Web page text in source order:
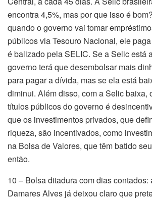
encontra 4,5%, mas por que isso é
quando o governo vai tomar
públicos via Tesouro Nacional, ele
é balizado pela SELIC. Se a Selic está
governo terá que desembolsar mais
para pagar a dívida, mas se ela está
diminui. Além disso, com a Selic baixa,
títulos públicos do governo é
que os investimentos privados, que
riqueza, são incentivados, como
na Bolsa de Valores, que têm batido
então.
10 – Bolsa ditadura com dias contados:
Damares Alves já deixou claro que